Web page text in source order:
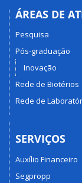
ÁREAS DE
Pesquisa
Pós-graduação
Inovação
Rede de Biotérios
Rede de
SERVIÇOS
Auxílio Financeiro
Segpropp